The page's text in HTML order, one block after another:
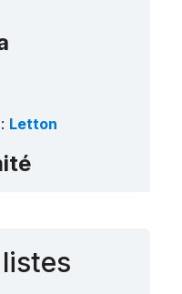
Letton